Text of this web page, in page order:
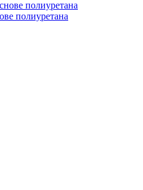
полиуретана